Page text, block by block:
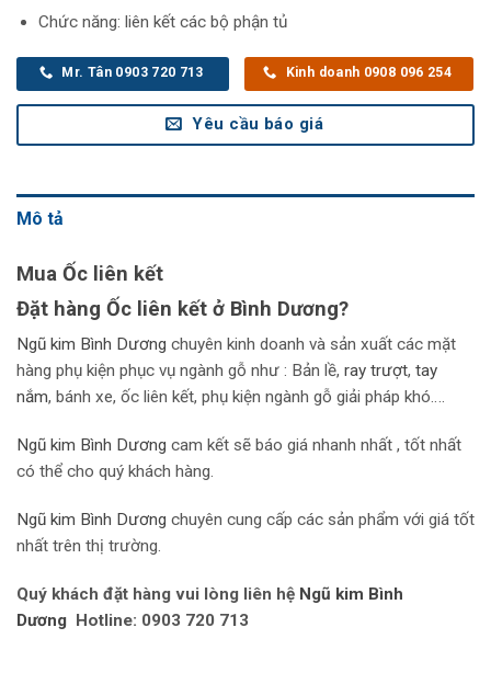
Chức năng: liên kết các bộ phận tủ
Mr. Tân 0903 720 713 Kinh doanh 0908 096 254
Yêu cầu báo giá
Mô tả
Mua Ốc liên kết
Đặt hàng Ốc liên kết ở Bình Dương?
Ngũ kim Bình Dương chuyên kinh doanh và sản xuất các mặt
hàng phụ kiện phục vụ ngành gỗ như : Bản lề, ray trượt, tay
nắm, bánh xe, ốc liên kết, phụ kiện ngành gỗ giải pháp khó….
Ngũ kim Bình Dương cam kết sẽ báo giá nhanh nhất , tốt nhất
có thể cho quý khách hàng.
Ngũ kim Bình Dương chuyên cung cấp các sản phẩm với giá tốt
nhất trên thị trường.
Quý khách đặt hàng vui lòng liên hệ Ngũ kim Bình
Dương Hotline: 0903 720 713